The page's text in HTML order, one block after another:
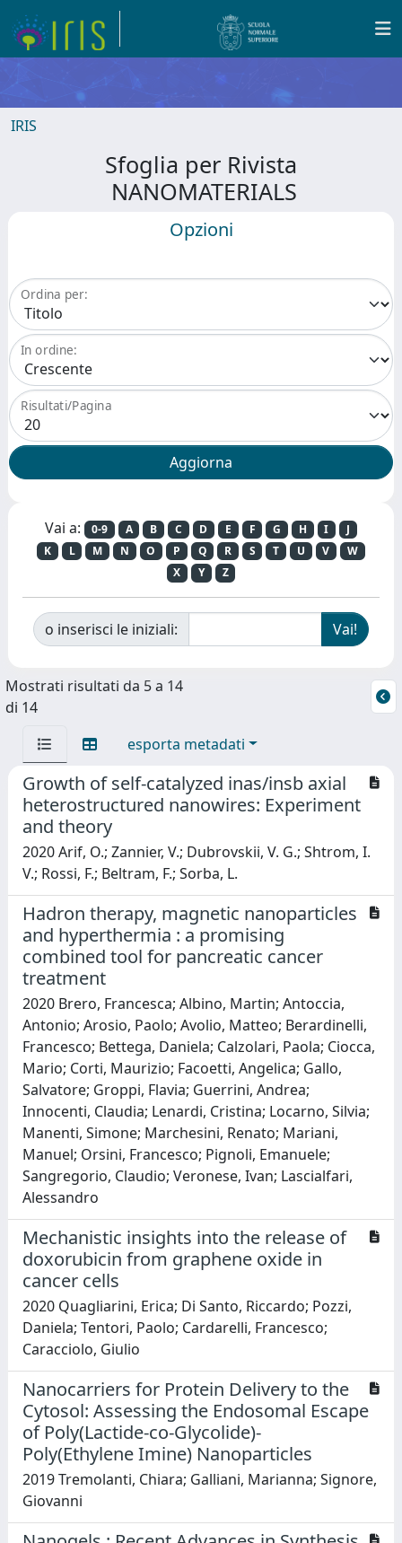
IRIS
Sfoglia per Rivista
NANOMATERIALS
Opzioni
Ordina per:
In ordine:
Risultati/Pagina
Vai a: 0-9 A B C D E F G H I
J
K
L M N O P Q R S T U V
W
X
Y Z
o inserisci le iniziali:
Mostrati risultati da 5 a 14
di 14
esporta metadati
Growth of self-catalyzed inas/insb axial
heterostructured nanowires: Experiment
and theory
2020 Arif, O.; Zannier, V.; Dubrovskii, V. G.; Shtrom, I.
V.; Rossi, F.; Beltram, F.; Sorba, L.
Hadron therapy, magnetic nanoparticles
and hyperthermia : a promising
combined tool for pancreatic cancer
treatment
2020 Brero, Francesca; Albino, Martin; Antoccia,
Antonio; Arosio, Paolo; Avolio, Matteo; Berardinelli,
Francesco; Bettega, Daniela; Calzolari, Paola; Ciocca,
Mario; Corti, Maurizio; Facoetti, Angelica; Gallo,
Salvatore; Groppi, Flavia; Guerrini, Andrea;
Innocenti, Claudia; Lenardi, Cristina; Locarno, Silvia;
Manenti, Simone; Marchesini, Renato; Mariani,
Manuel; Orsini, Francesco; Pignoli, Emanuele;
Sangregorio, Claudio; Veronese, Ivan; Lascialfari,
Alessandro
Mechanistic insights into the release of
doxorubicin from graphene oxide in
cancer cells
2020 Quagliarini, Erica; Di Santo, Riccardo; Pozzi,
Daniela; Tentori, Paolo; Cardarelli, Francesco;
Caracciolo, Giulio
Nanocarriers for Protein Delivery to the
Cytosol: Assessing the Endosomal Escape
of Poly(Lactide-co-Glycolide)-
Poly(Ethylene Imine) Nanoparticles
2019 Tremolanti, Chiara; Galliani, Marianna; Signore,
Giovanni